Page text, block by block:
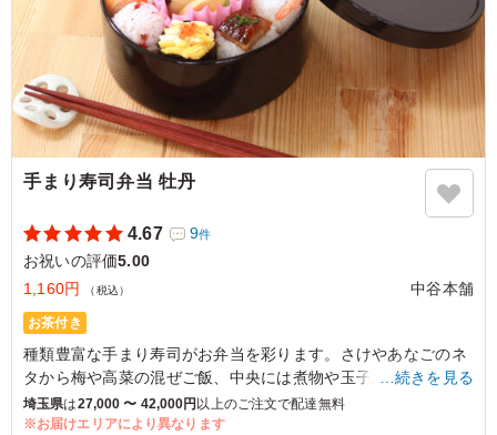
手まり寿司弁当 牡丹
4.67 9件
お祝いの評価5.00
1,160円
（税込） 中谷本舗
お茶付き
種類豊富な手まり寿司がお弁当を彩ります。さけやあなごのネ
タから梅や高菜の混ぜご飯、中央には煮物や玉子焼き。カラフ
ルでかわいらしい手まり寿司弁当 牡丹をぜひご賞味くださ
い。
…続きを見る
埼玉県は27,000 〜 42,000円 以上のご注文で配達無料
※お届けエリアにより異なります